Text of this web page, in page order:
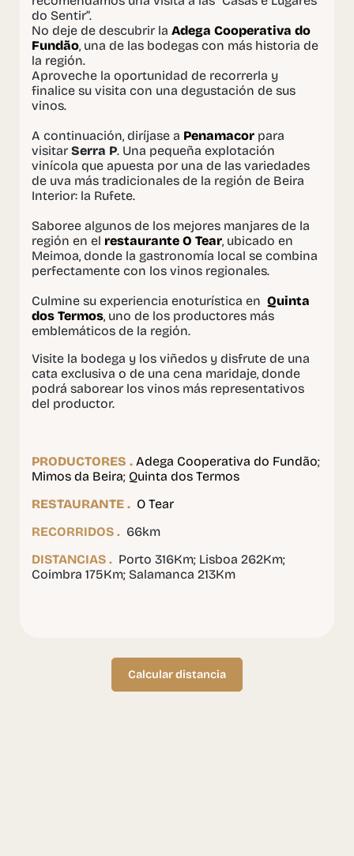
do Sentir”.
No deje de descubrir la Adega Cooperativa do
Fundão, una de las bodegas con más historia de
la región.
Aproveche la oportunidad de recorrerla y
finalice su visita con una degustación de sus
vinos.
A continuación, diríjase a Penamacor para
visitar Serra P. Una pequeña explotación
vinícola que apuesta por una de las variedades
de uva más tradicionales de la región de Beira
Interior: la Rufete.
Saboree algunos de los mejores manjares de la
región en el restaurante O Tear, ubicado en
Meimoa, donde la gastronomía local se combina
perfectamente con los vinos regionales.
Culmine su experiencia enoturística en Quinta
dos Termos, uno de los productores más
emblemáticos de la región.
Visite la bodega y los viñedos y disfrute de una
cata exclusiva o de una cena maridaje, donde
podrá saborear los vinos más representativos
del productor.
PRODUCTORES . Adega Cooperativa do Fundão;
Mimos da Beira; Quinta dos Termos
RESTAURANTE . O Tear
RECORRIDOS . 66km
DISTANCIAS . Porto 316Km; Lisboa 262Km;
Coimbra 175Km; Salamanca 213Km
Calcular distancia